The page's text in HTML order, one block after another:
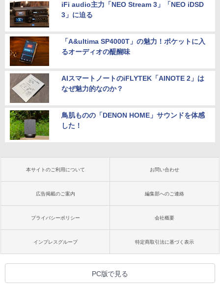
iFi audio主力「NEO Stream 3」「NEO iDSD
3」に迫る
「A&ultima SP4000T」の魅力！ポケットに入
るオーディオの醍醐味
AIスマートノートのiFLYTEK「AINOTE 2」は
なぜ魅力的なのか？
鳥肌ものの「DENON HOME」サウンドを体感
した！
本サイトのご利用について お問い合わせ
広告掲載のご案内 編集部へのご連絡
プライバシーポリシー 会社概要
インプレスグループ 特定商取引法に基づく表示
PC版で見る